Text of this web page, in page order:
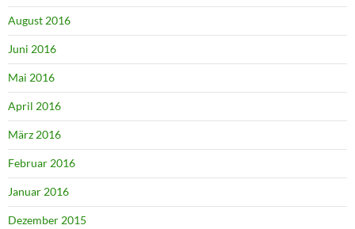
August 2016
Juni 2016
Mai 2016
April 2016
März 2016
Februar 2016
Januar 2016
Dezember 2015